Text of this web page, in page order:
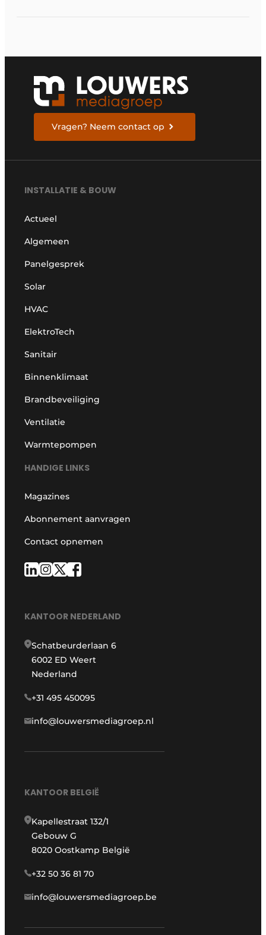
Vragen? Neem contact op
INSTALLATIE & BOUW
Actueel
Algemeen
Panelgesprek
Solar
HVAC
ElektroTech
Sanitair
Binnenklimaat
Brandbeveiliging
Ventilatie
Warmtepompen
HANDIGE LINKS
Magazines
Abonnement aanvragen
Contact opnemen
KANTOOR NEDERLAND
Schatbeurderlaan 6
6002 ED Weert
Nederland
+31 495 450095
info@louwersmediagroep.nl
KANTOOR BELGIË
Kapellestraat 132/1
Gebouw G
8020 Oostkamp België
+32 50 36 81 70
info@louwersmediagroep.be